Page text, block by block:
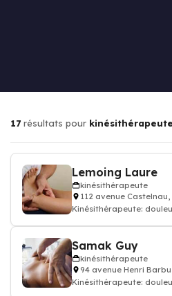
17 résultats pour kinésithérapeute
Lemoing Laure
kinésithérapeute
112 avenue Castelnau,
Kinésithérapeute:
Samak Guy
kinésithérapeute
94 avenue Henri
Kinésithérapeute: